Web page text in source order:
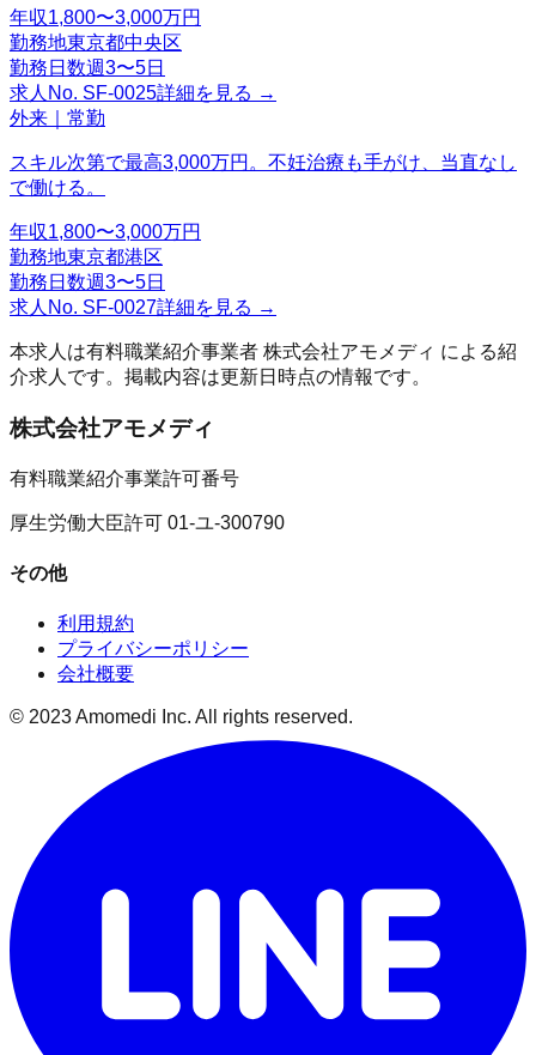
年収1,800〜3,000万円
勤務地東京都中央区
勤務日数週3〜5日
求人No. SF-0025詳細を見る →
外来｜常勤
スキル次第で最高3,000万円。不妊治療も手がけ、当直なし
で働ける。
年収1,800〜3,000万円
勤務地東京都港区
勤務日数週3〜5日
求人No. SF-0027詳細を見る →
本求人は有料職業紹介事業者 株式会社アモメディ による紹
介求人です。掲載内容は更新日時点の情報です。
株式会社アモメディ
有料職業紹介事業許可番号
厚生労働大臣許可 01-ユ-300790
その他
利用規約
プライバシーポリシー
会社概要
© 2023 Amomedi Inc. All rights reserved.